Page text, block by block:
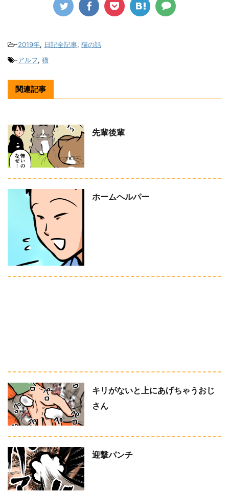
-2019年, 日記全記事, 猫の話
-アルフ, 猫
関連記事
先輩後輩
ホームヘルパー
キリがないと上にあげちゃうおじ
さん
迎撃パンチ